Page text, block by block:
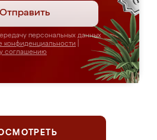
Отправить
персональных данных
конфиденциальности
соглашению